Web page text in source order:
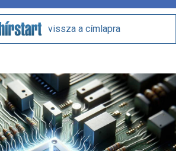
vissza a címlapra